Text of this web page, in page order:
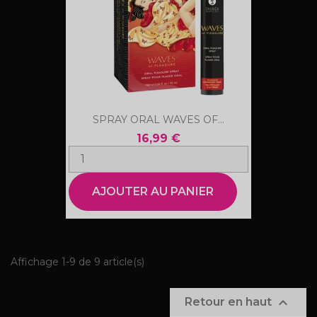
SPRAY ORAL WAVES OF...
16,99 €
AJOUTER AU PANIER
Affichage 1-9 de 9 article(s)
Retour en haut 